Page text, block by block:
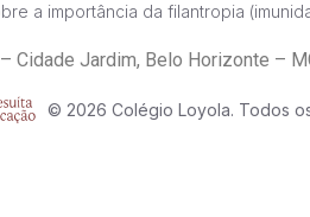
a importância da filantropia
– Cidade Jardim, Belo Horizonte –
© 2026 Colégio Loyola. Todos